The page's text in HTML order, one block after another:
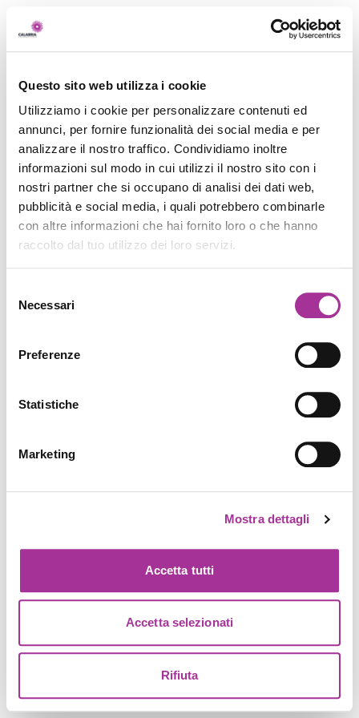
Questo sito web utilizza i cookie
Utilizziamo i cookie per personalizzare contenuti ed
annunci, per fornire funzionalità dei social media e per
analizzare il nostro traffico. Condividiamo inoltre
informazioni sul modo in cui utilizzi il nostro sito con i
nostri partner che si occupano di analisi dei dati web,
pubblicità e social media, i quali potrebbero combinarle
con altre informazioni che hai fornito loro o che hanno
raccolto dal tuo utilizzo dei loro servizi.
delNecessari
Preferenze
Statistiche
Marketing
Mostra dettagli
Accetta tutti
Accetta selezionati
Rifiuta